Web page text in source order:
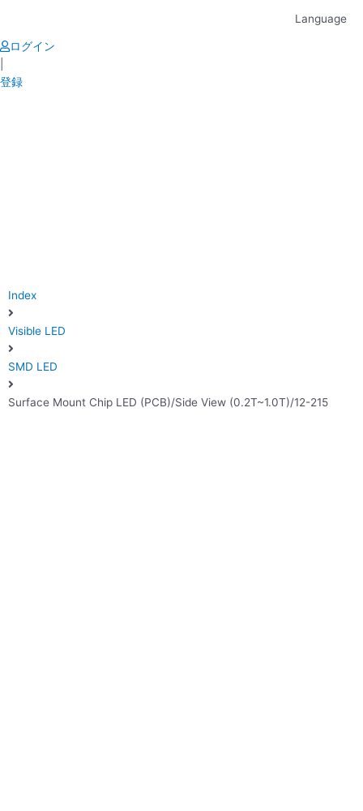
content
Language
ログイン
登録
Index
Visible LED
SMD LED
Surface Mount Chip LED (PCB)/Side View (0.2T~1.0T)/12-215